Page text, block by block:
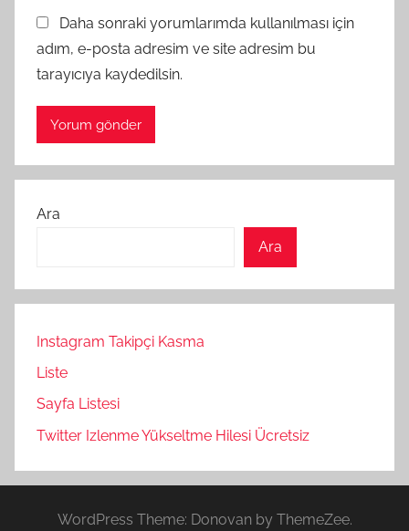
Daha sonraki yorumlarımda kullanılması için
adım, e-posta adresim ve site adresim bu
tarayıcıya kaydedilsin.
Ara
Ara
Instagram Takipçi Kasma
Liste
Sayfa Listesi
Twitter Izlenme Yükseltme Hilesi Ücretsiz
WordPress Theme: Donovan by ThemeZee.